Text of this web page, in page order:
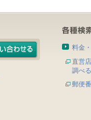
料金
直営
調べる
郵便